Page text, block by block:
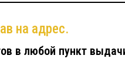
на адрес.
в любой пункт